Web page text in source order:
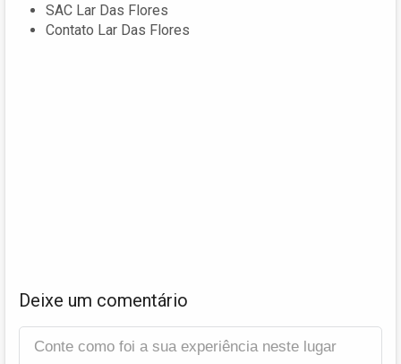
SAC Lar Das Flores
Contato Lar Das Flores
Deixe um comentário